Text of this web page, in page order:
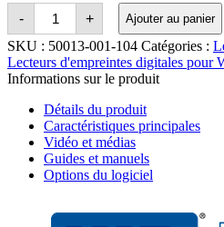
-
Quantité
HID
DigitalPersona
4500
Fingerprint
Reader
+ Ajouter au panier
SKU : 50013-001-104 Catégories :
Lecteurs d'empreintes digitales pour
Informations sur le produit
Détails du produit
Caractéristiques principales
Vidéo et médias
Guides et manuels
Options du logiciel